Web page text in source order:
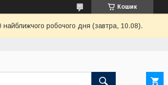
Кошик
найближчого робочого дня (завтра, 10.08).